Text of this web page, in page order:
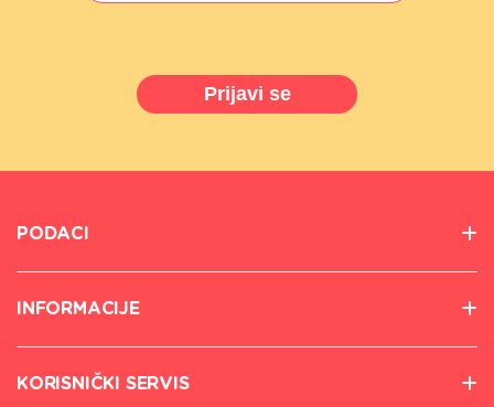
Prijavi se
PODACI
INFORMACIJE
KORISNIČKI SERVIS